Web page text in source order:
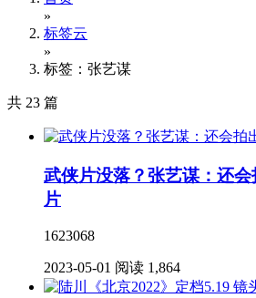
»
标签云
»
标签：张艺谋
共 23 篇
武侠片没落？张艺谋：还
片
1623068
2023-05-01 阅读 1,864